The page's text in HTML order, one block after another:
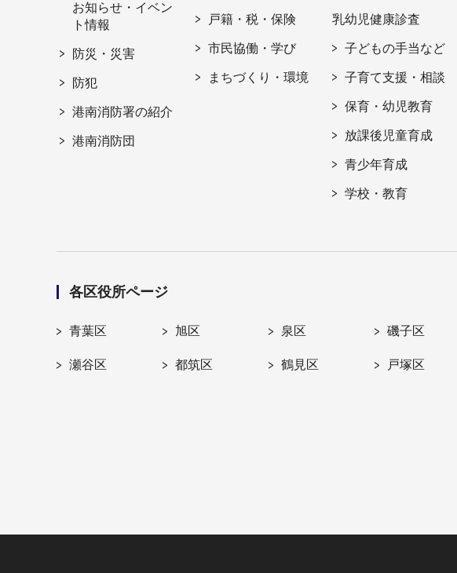
お知らせ・イベン
ト情報
防災・災害
防犯
港南消防署の紹介
港南消防団
戸籍・税・保険
市民協働・学び
まちづくり・環境
乳幼児健康診査
子どもの手当など
子育て支援・相談
保育・幼児教育
放課後児童育成
青少年育成
学校・教育
各区役所ページ
青葉区 旭区 泉区 磯子区
瀬谷区 都筑区 鶴見区 戸塚区